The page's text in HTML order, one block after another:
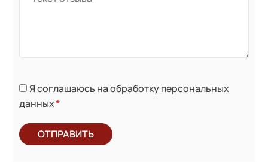
Я соглашаюсь на обработку персональных
данных*
ОТПРАВИТЬ